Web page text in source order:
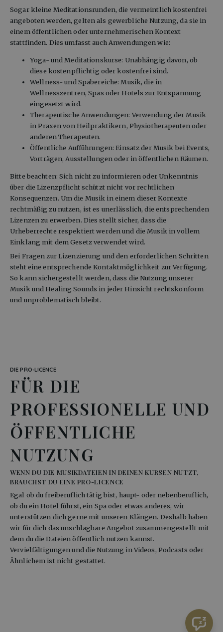
Sogar kleine Meditationsrunden, die vermeintlich kostenfrei
angeboten werden, gelten als gewerbliche Nutzung, da sie in
einem öffentlichen oder unternehmerischen Kontext
stattfinden. Dies umfasst auch Anwendungen wie:
Yoga- und Meditationskurse: Unabhängig davon, ob
diese kostenpflichtig oder kostenfrei sind.
Wellness- und Spabereiche: Musik, die in
Wellnesszentren, Spas oder Hotels zur Entspannung
eingesetzt wird.
Therapeutische Anwendungen: Verwendung der Musik
in Praxen von Heilpraktikern, Physiotherapeuten oder
anderen Therapeuten.
Öffentliche Aufführungen: Einsatz der Musik bei Events,
Vorträgen, Ausstellungen oder in öffentlichen Räumen.
Bitte beachten: Sich nicht zu informieren oder Unkenntnis
über die Lizenzpflicht schützt nicht vor rechtlichen
Konsequenzen. Um die Musik in einem dieser Kontexte
rechtmäßig zu nutzen, ist es unerlässlich, die entsprechenden
Lizenzen zu erwerben. Dies stellt sicher, dass die
Urheberrechte respektiert werden und die Musik in vollem
Einklang mit dem Gesetz verwendet wird.
Bei Fragen zur Lizenzierung und den erforderlichen Schritten
steht eine entsprechende Kontaktmöglichkeit zur Verfügung.
So kann sichergestellt werden, dass die Nutzung unserer
Musik und Healing Sounds in jeder Hinsicht rechtskonform
und unproblematisch bleibt.
DIE PRO-LICENCE
FÜR DIE
PROFESSIONELLE UND
ÖFFENTLICHE
NUTZUNG
WENN DU DIE MUSIKDATEIEN IN DEINEN KURSEN NUTZT,
BRAUCHST DU EINE PRO-LICENCE
Egal ob du freiberuflich tätig bist, haupt- oder nebenberuflich,
ob du ein Hotel führst, ein Spa oder etwas anderes, wir
unterstützen dich gerne mit unseren Klängen. Deshalb haben
wir für dich das unschlagbare Angebot zusammengestellt mit
dem du die Dateien öffentlich nutzen kannst.
Vervielfältigungen und die Nutzung in Videos, Podcasts oder
Ähnlichem ist nicht gestattet.